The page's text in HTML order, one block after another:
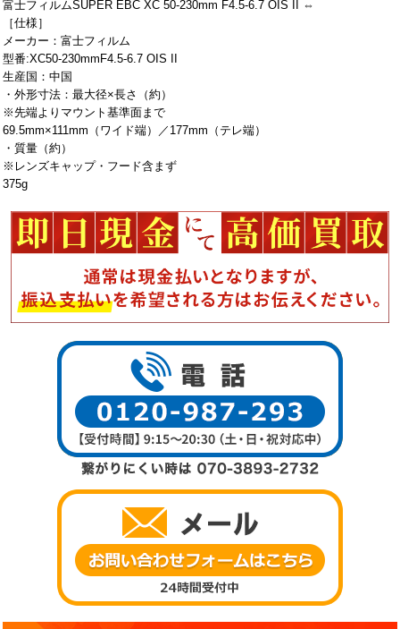
富士フィルムSUPER EBC XC 50-230mm F4.5-6.7 OIS II ⇔
［仕様］
メーカー：富士フィルム
型番:XC50-230mmF4.5-6.7 OIS II
生産国：中国
・外形寸法：最大径×長さ（約）
※先端よりマウント基準面まで
69.5mm×111mm（ワイド端）／177mm（テレ端）
・質量（約）
※レンズキャップ・フード含まず
375g